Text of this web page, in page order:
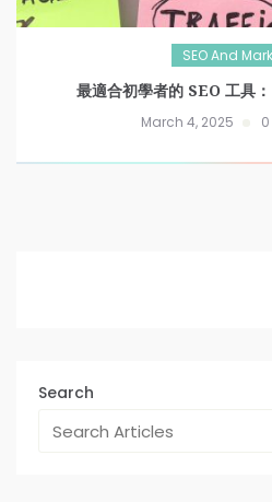
SEO And
最適合初學者的 SEO 工具
March 4, 2025
Search